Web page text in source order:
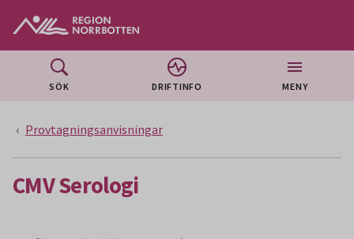
SÖK DRIFTINFO MENY
Provtagningsanvisningar
CMV Serologi